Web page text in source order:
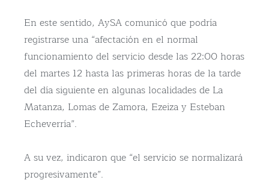
En este sentido, AySA comunicó que podría
registrarse una “afectación en el normal
funcionamiento del servicio desde las 22:00 horas
del martes 12 hasta las primeras horas de la tarde
del día siguiente en algunas localidades de La
Matanza, Lomas de Zamora, Ezeiza y Esteban
Echeverría”.
A su vez, indicaron que “el servicio se normalizará
progresivamente”.